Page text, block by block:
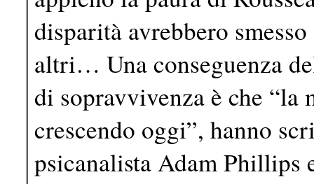
disparità avrebbero
altri… Una conseguenza
di sopravvivenza è che “la
crescendo oggi”, hanno
psicanalista Adam Phillips